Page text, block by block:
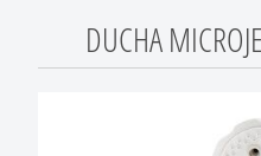
DUCHA